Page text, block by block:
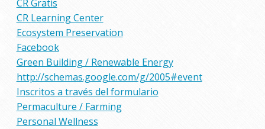
CR Gratis
CR Learning Center
Ecosystem Preservation
Facebook
Green Building / Renewable Energy
http://schemas.google.com/g/2005#event
Inscritos a través del formulario
Permaculture / Farming
Personal Wellness